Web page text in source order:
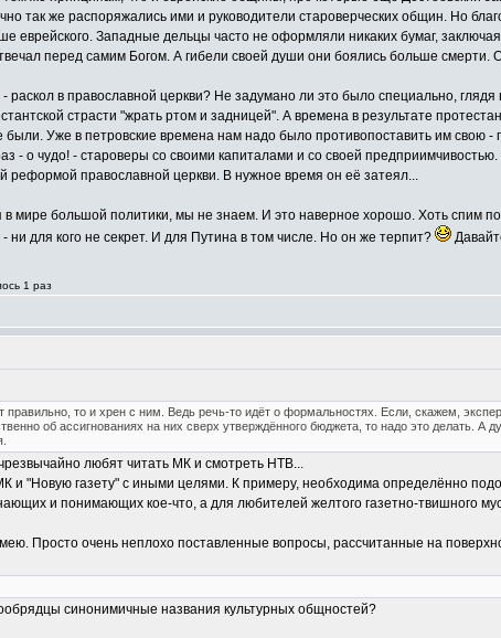
так же распоряжались ими и руководители староверческих общин. Но
Западные дельцы часто не оформляли никаких бумаг,
перед самим Богом. А гибели своей души они боялись больше смерти.
в православной церкви? Не задумано ли это было специально, глядя
страсти "жрать ртом и задницей". А времена в результате
Уже в петровские времена нам надо было противопоставить им свою
- о чудо! - староверы со своими капиталами и со своей
реформой православной церкви. В нужное время он её затеял...
в мире большой политики, мы не знаем. И это наверное хорошо. Хоть спим
для кого не секрет. И для Путина в том числе. Но он же терпит?
1 раз
то и хрен с ним. Ведь речь-то идёт о формальностях. Если, скажем,
об ассигнованиях на них сверх утверждённого бюджета, то надо это делать. А
любят читать МК и смотреть НТВ...
и "Новую газету" с иными целями. К примеру, необходима определённо
и понимающих кое-что, а для любителей желтого газетно-твишного
Просто очень неплохо поставленные вопросы, рассчитанные на
синонимичные названия культурных общностей?